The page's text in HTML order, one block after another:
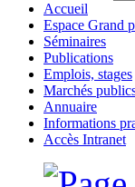
Accueil
Espace Grand
Séminaires
Publications
Emplois, stages
Marchés
Annuaire
Informations
Accès Intranet